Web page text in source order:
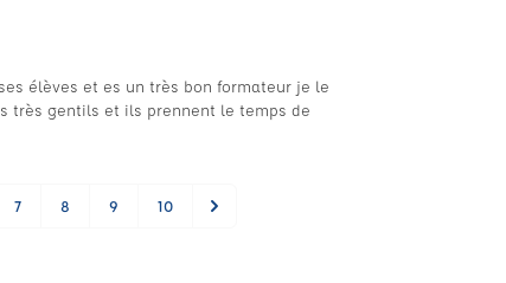
élèves et es un très bon formateur je le
très gentils et ils prennent le temps de
7 8 9 10